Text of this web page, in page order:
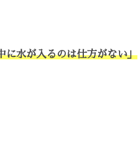
に水が入るのは仕方がない」